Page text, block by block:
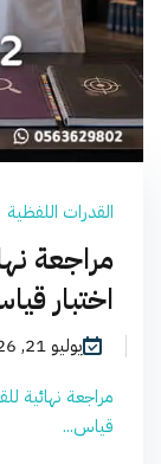
القدرات اللفظية
مراجعة
اختبار قياس
يوليو 21, 2026
مراجعة نهائية
قياس...